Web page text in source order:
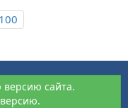
100
сайта.